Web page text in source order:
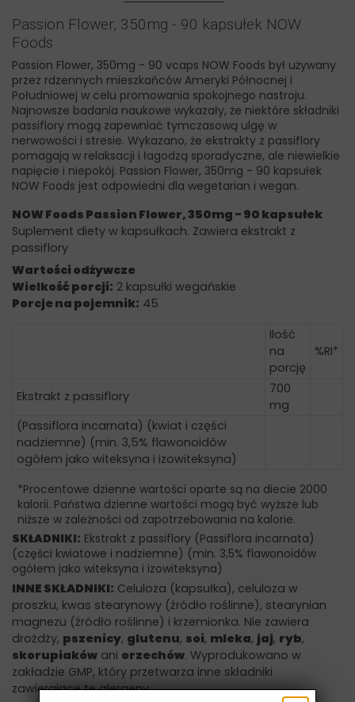
Passion Flower, 350mg - 90 kapsułek NOW
Foods
Passion Flower, 350mg - 90 vcaps NOW Foods był używany
przez rdzennych mieszkańców Ameryki Północnej i
Południowej w celu promowania spokojnego nastroju.
Najnowsze badania naukowe wykazały, że niektóre składniki
passiflory mogą zapewniać tymczasową ulgę w
nerwowości i stresie. Wykazano, że ekstrakty z passiflory
pomagają w relaksacji i łagodzą sporadyczne, ale niewielkie
napięcie i niepokój. Passion Flower, 350mg - 90 kapsułek
NOW Foods jest odpowiedni dla wegetarian i wegan.
NOW Foods Passion Flower, 350mg - 90 kapsułek
Suplement diety w kapsułkach. Zawiera ekstrakt z
passiflory
Wartości odżywcze
Wielkość porcji: 2 kapsułki wegańskie
Porcje na pojemnik: 45
Ilość
na
porcję
%RI*
Ekstrakt z passiflory
700
mg
(Passiflora incarnata) (kwiat i części
nadziemne) (min. 3,5% flawonoidów
ogółem jako witeksyna i izowiteksyna)
*Procentowe dzienne wartości oparte są na diecie 2000
kalorii. Państwa dzienne wartości mogą być wyższe lub
niższe w zależności od zapotrzebowania na kalorie.
SKŁADNIKI: Ekstrakt z passiflory (Passiflora incarnata)
(części kwiatowe i nadziemne) (min. 3,5% flawonoidów
ogółem jako witeksyna i izowiteksyna)
INNE SKŁADNIKI: Celuloza (kapsułka), celuloza w
proszku, kwas stearynowy (źródło roślinne), stearynian
magnezu (źródło roślinne) i krzemionka. Nie zawiera
drożdży, pszenicy, glutenu, soi, mleka, jaj, ryb,
skorupiaków ani orzechów. Wyprodukowano w
zakładzie GMP, który przetwarza inne składniki
zawierające te alergeny.